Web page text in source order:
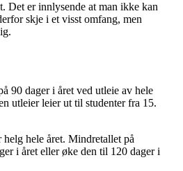
Det er innlysende at man ikke kan
skje i et visst omfang, men
90 dager i året ved utleie av hele
utleier leier ut til studenter fra 15.
hele året. Mindretallet på
i året eller øke den til 120 dager i